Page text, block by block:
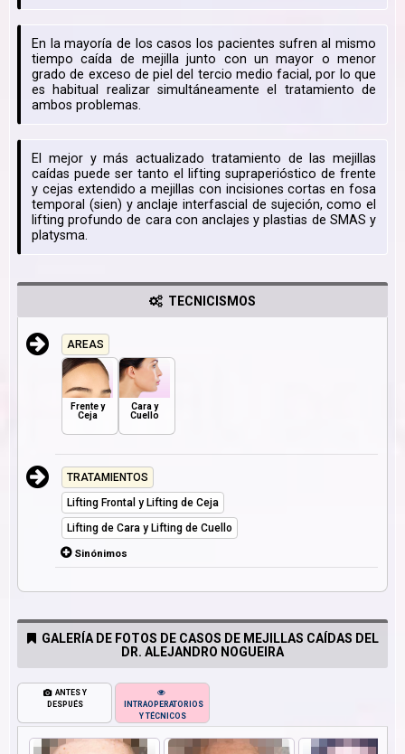
En la mayoría de los casos los pacientes sufren al mismo
tiempo caída de mejilla junto con un mayor o menor
grado de exceso de piel del tercio medio facial, por lo que
es habitual realizar simultáneamente el tratamiento de
ambos problemas.
El mejor y más actualizado tratamiento de las mejillas
caídas puede ser tanto el lifting supraperióstico de frente
y cejas extendido a mejillas con incisiones cortas en fosa
temporal (sien) y anclaje interfascial de sujeción, como el
lifting profundo de cara con anclajes y plastias de SMAS y
platysma.
TECNICISMOS
AREAS
Frente y
Ceja
Cara y
Cuello
TRATAMIENTOS
Lifting Frontal y Lifting de Ceja
Lifting de Cara y Lifting de Cuello
Sinónimos
GALERÍA DE FOTOS DE CASOS DE MEJILLAS CAÍDAS DEL
DR. ALEJANDRO NOGUEIRA
ANTES Y
DESPUÉS
INTRAOPERATORIOS
Y TÉCNICOS